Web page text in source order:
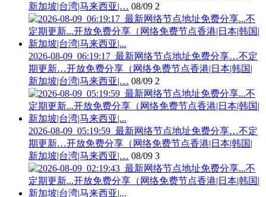
新加坡|台湾|马来西亚|… 08/09 2
2026-08-09_06:19:17_最新网络节点地址免费分享…不定
期更新…开放免费分享（网络免费节点香港|日本|韩国|
新加坡|台湾|马来西亚|… 08/09 2
2026-08-09_05:19:59_最新网络节点地址免费分享…不定
期更新…开放免费分享（网络免费节点香港|日本|韩国|
新加坡|台湾|马来西亚|… 08/09 3